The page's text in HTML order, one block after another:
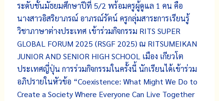
ระดับชั้นมัธยมศึกษาปีที่ 5/2 พร้อมครูผู้ดูแล 1 คน คือ
นางสาวอิสริยาภรณ์ อาภรณ์รัตน์ ครูกลุ่มสาระการเรียนรู้
วิชาภาษาต่างประเทศ เข้าร่วมกิจกรรม RITS SUPER
GLOBAL FORUM 2025 (RSGF 2025) ณ RITSUMEIKAN
JUNIOR AND SENIOR HIGH SCHOOL เมือง เกียวโต
ประเทศญี่ปุ่น การร่วมกิจกรรมในครั้งนี้ นักเรียนได้เข้าร่วม
อภิปรายในหัวข้อ “Coexistence: What Might We Do to
Create a Society Where Everyone Can Live Together